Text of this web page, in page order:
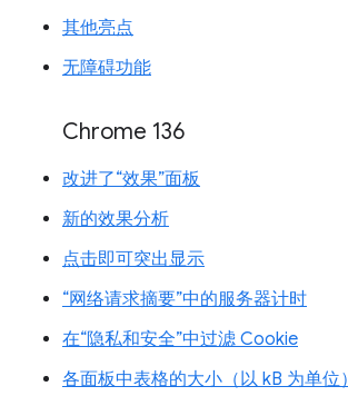
其他亮点
无障碍功能
Chrome 136
改进了“效果”面板
新的效果分析
点击即可突出显示
“网络请求摘要”中的服务器计时
在“隐私和安全”中过滤 Cookie
各面板中表格的大小（以 kB 为单位）